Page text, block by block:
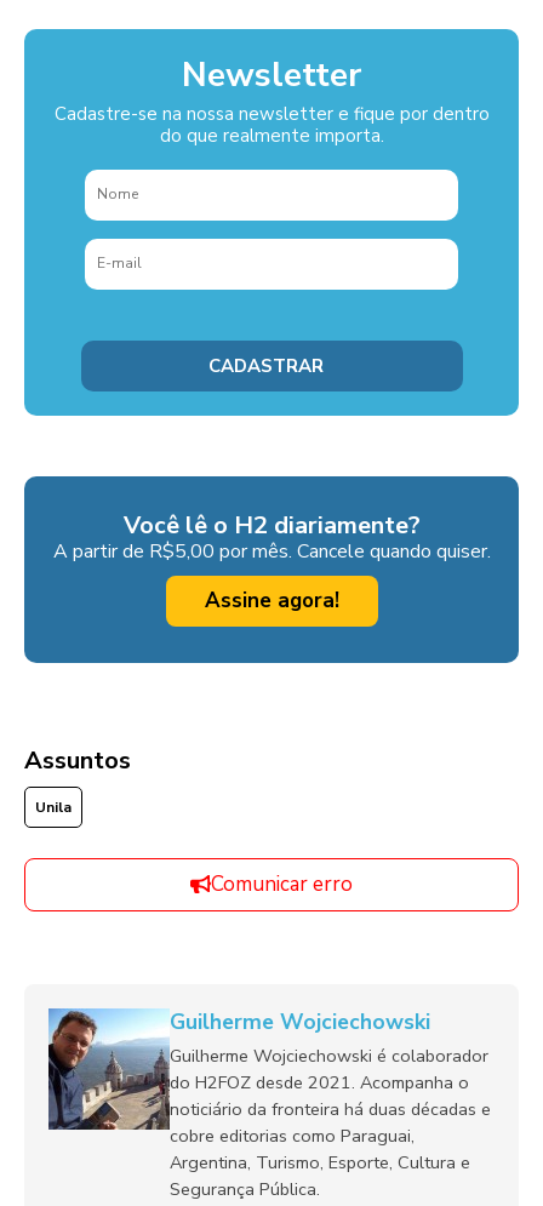
Newsletter
Cadastre-se na nossa newsletter e fique por dentro
do que realmente importa.
Você lê o H2 diariamente?
A partir de R$5,00 por mês. Cancele quando quiser.
Assine agora!
Assuntos
Unila
Comunicar erro
Guilherme Wojciechowski
Guilherme Wojciechowski é colaborador
do H2FOZ desde 2021. Acompanha o
noticiário da fronteira há duas décadas e
cobre editorias como Paraguai,
Argentina, Turismo, Esporte, Cultura e
Segurança Pública.